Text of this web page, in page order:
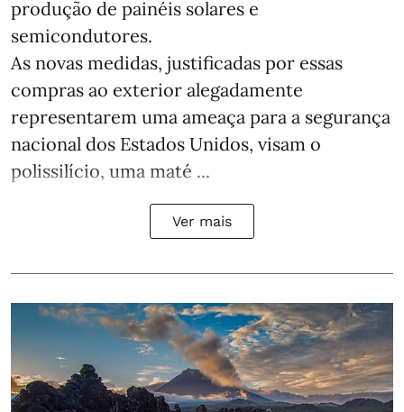
produção de painéis solares e
semicondutores.
As novas medidas, justificadas por essas
compras ao exterior alegadamente
representarem uma ameaça para a segurança
nacional dos Estados Unidos, visam o
polissilício, uma maté ...
Ver mais